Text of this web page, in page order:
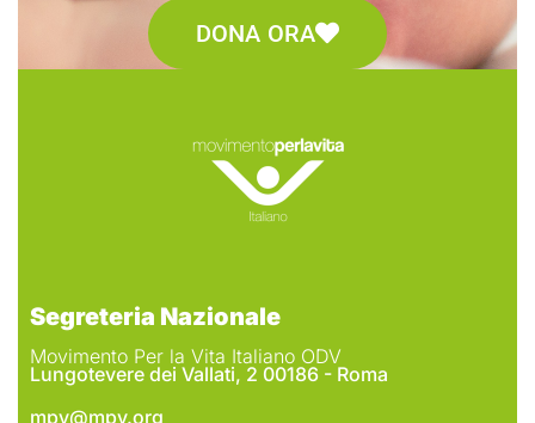
DONA ORA
Segreteria Nazionale
Movimento Per la Vita Italiano ODV
Lungotevere dei Vallati, 2 00186 - Roma
mpv@mpv.org